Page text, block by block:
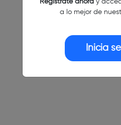
Regístrate ahoray
a lo mejor de
Inicia